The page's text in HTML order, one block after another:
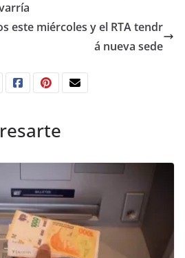
este miércoles y el RTA tendr
á nueva sede